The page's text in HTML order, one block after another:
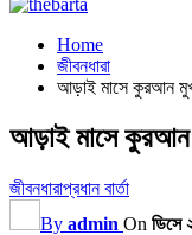
Home
জীবনধারা
আড়াই মাসে কুরআন
আড়াই মাসে কুরআন
জীবনধারাপ্রধান বার্তা
By admin On ডিসে